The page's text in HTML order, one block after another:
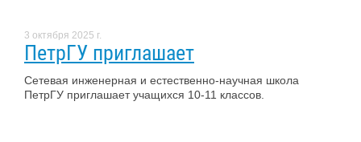
3 октября 2025 г.
ПетрГУ приглашает
Сетевая инженерная и естественно-научная школа
ПетрГУ приглашает учащихся 10-11 классов.